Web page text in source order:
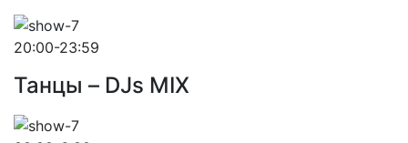
20:00-23:59
Танцы – DJs MIX